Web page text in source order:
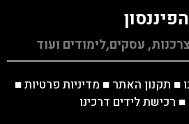
הפיננסון
עסקים,לימודים ועוד
■ תקנון האתר ■ מדיניות פרטיות■
■ רכישת לידים דרכינו